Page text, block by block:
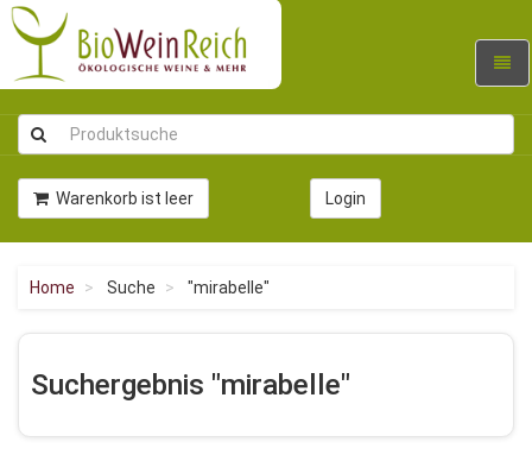
Warenkorb ist leer Login
Home Suche "mirabelle"
Suchergebnis "mirabelle"